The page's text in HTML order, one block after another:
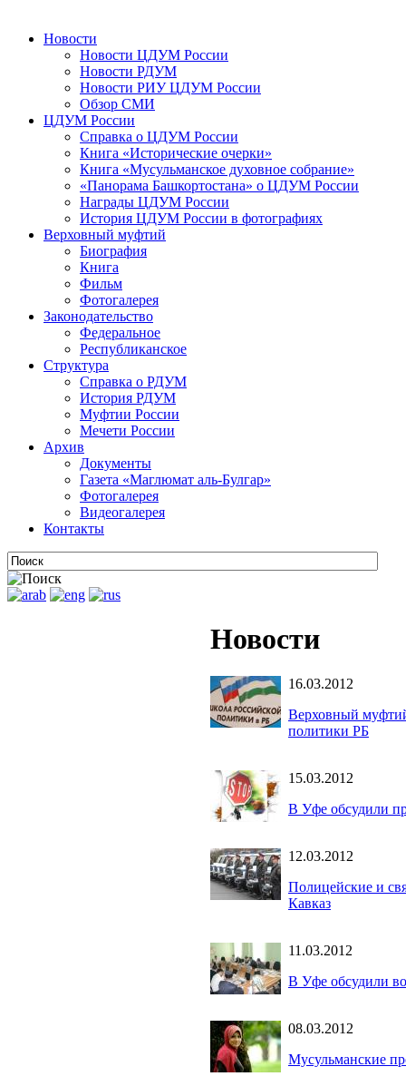
Новости
Новости ЦДУМ России
Новости РДУМ
Новости РИУ ЦДУМ России
Обзор СМИ
ЦДУМ России
Справка о ЦДУМ России
Книга «Исторические очерки»
Книга «Мусульманское духовное собрание»
«Панорама Башкортостана» о ЦДУМ России
Награды ЦДУМ России
История ЦДУМ России в фотографиях
Верховный муфтий
Биография
Книга
Фильм
Фотогалерея
Законодательство
Федеральное
Республиканское
Структура
Справка о РДУМ
История РДУМ
Муфтии России
Мечети России
Архив
Документы
Газета «Маглюмат аль-Булгар»
Фотогалерея
Видеогалерея
Контакты
Новости
16.03.2012
Верховный
политики РБ
15.03.2012
В Уфе обсудили
12.03.2012
Полицейские и
Кавказ
11.03.2012
В Уфе обсудили
08.03.2012
Мусульманские